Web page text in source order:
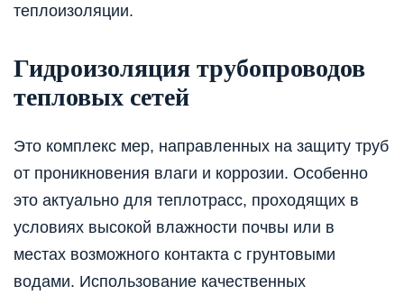
теплоизоляции.
Гидроизоляция трубопроводов
тепловых сетей
Это комплекс мер, направленных на защиту труб
от проникновения влаги и коррозии. Особенно
это актуально для теплотрасс, проходящих в
условиях высокой влажности почвы или в
местах возможного контакта с грунтовыми
водами. Использование качественных